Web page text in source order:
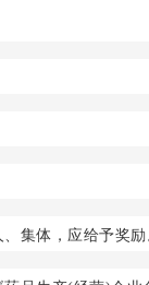
集体，应给予奖励